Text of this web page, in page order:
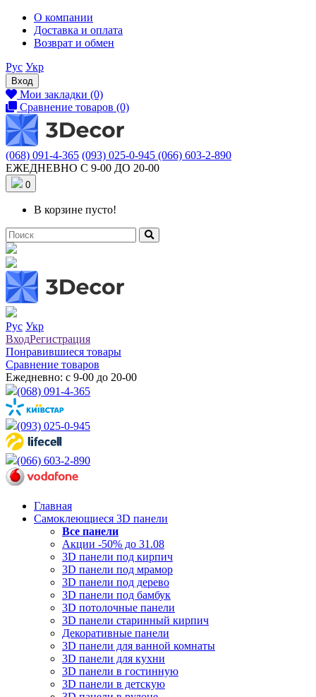
О компании
Доставка и оплата
Возврат и обмен
Рус Укр
Вход
Мои закладки (0)
Сравнение товаров (0)
(068) 091-4-365 (093) 025-0-945 (066) 603-2-890
ЕЖЕДНЕВНО С 9-00 ДО 20-00
0
В корзине пусто!
Рус Укр
ВходРегистрация
Понравившиеся товары
Сравнение товаров
Ежедневно: с 9-00 до 20-00
(068) 091-4-365
(093) 025-0-945
(066) 603-2-890
Главная
Самоклеющиеся 3D панели
Все панели
Акции -50% до 31.08
3D панели под кирпич
3D панели под мрамор
3D панели под дерево
3D панели под бамбук
3D потолочные панели
3D панели старинный кирпич
Декоративные панели
3D панели для ванной комнаты
3D панели для кухни
3D панели в гостинную
3D панели в детскую